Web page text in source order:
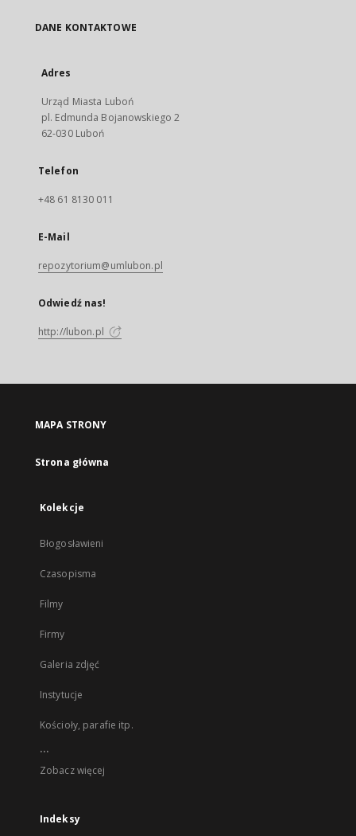
DANE KONTAKTOWE
Adres
Urząd Miasta Luboń
pl. Edmunda Bojanowskiego 2
62-030 Luboń
Telefon
+48 61 8130 011
E-Mail
repozytorium@umlubon.pl
Odwiedź nas!
http://lubon.pl
MAPA STRONY
Strona główna
Kolekcje
Błogosławieni
Czasopisma
Filmy
Firmy
Galeria zdjęć
Instytucje
Kościoły, parafie itp.
...
Zobacz więcej
Indeksy